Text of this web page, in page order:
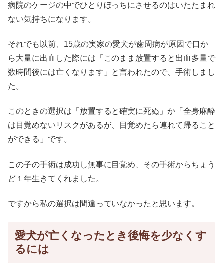
病院のケージの中でひとりぼっちにさせるのはいたたまれ
ない気持ちになります。
それでも以前、15歳の実家の愛犬が歯周病が原因で口か
ら大量に出血した際には「このまま放置すると出血多量で
数時間後には亡くなります」と言われたので、手術しまし
た。
このときの選択は「放置すると確実に死ぬ」か「全身麻酔
は目覚めないリスクがあるが、目覚めたら連れて帰ること
ができる」です。
この子の手術は成功し無事に目覚め、その手術からちょう
ど１年生きてくれました。
ですから私の選択は間違っていなかったと思います。
愛犬が亡くなったとき後悔を少なくす
るには